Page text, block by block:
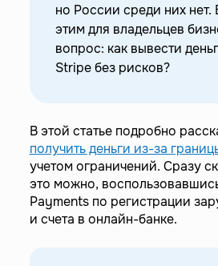
но России среди них нет.
этим для владельцев
вопрос: как вывести
Stripe без рисков?
В этой статье подробно
получить деньги из-за
учетом ограничений. Сразу
это можно,
Payments по регистрации
и счета в онлайн-банке.